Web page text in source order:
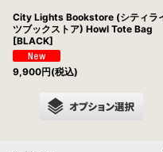
City Lights Bookstore (シティラ
ツブックストア) Howl Tote Bag
[BLACK]
9,900円(税込)